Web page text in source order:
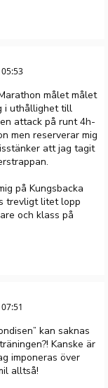
målet målet
i uthållighet till
attack på runt 4h-
men reserverar mig
att jag tagit
på Kungsbacka
trevligt litet lopp
och klass på
kan saknas
Kanske är
imponeras över
alltså!